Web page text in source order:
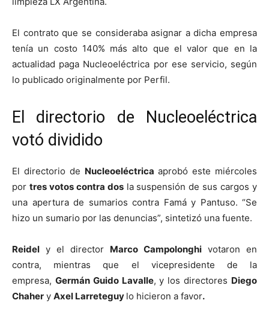
El contrato que se consideraba asignar a dicha empresa
tenía un costo 140% más alto que el valor que en la
actualidad paga Nucleoeléctrica por ese servicio, según
lo publicado originalmente por Perfil.
El directorio de Nucleoeléctrica
votó dividido
El directorio de Nucleoeléctrica aprobó este miércoles
por tres votos contra dosla suspensión de sus cargos y
una apertura de sumarios contra Famá y Pantuso. “Se
hizo un sumario por las denuncias”, sintetizó una fuente.
Reidel y el director Marco Campolonghi votaron en
contra, mientras que el vicepresidente de la
empresa, Germán Guido Lavalle, y los directores Diego
Chaher y Axel Larreteguy lo hicieron a favor.